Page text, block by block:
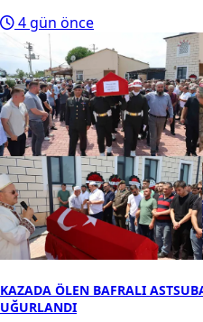
4 gün önce
KAZADA ÖLEN BAFRALI
UĞURLANDI